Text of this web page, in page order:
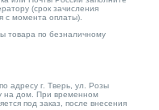
(срок зачисления
с момента оплаты).
товара по безналичному
адресу г. Тверь, ул. Розы
на дом. При временном
под заказ, после внесения